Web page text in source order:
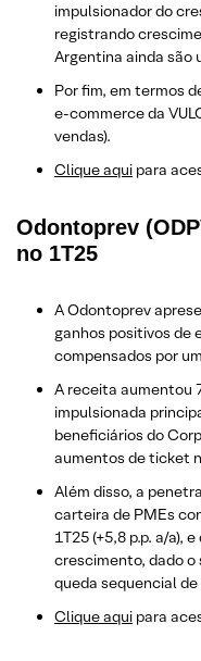
impulsionador do
registrando
Argentina ainda são
Por fim, em termos
e-commerce da
vendas).
Clique aqui para
Odontoprev
no 1T25
A Odontoprev
ganhos positivos de
compensados por
A receita aumentou
impulsionada
beneficiários do
aumentos de ticket
Além disso, a
carteira de PMEs
1T25 (+5,8 p.p. a/a),
crescimento, dado
queda sequencial
Clique aqui para